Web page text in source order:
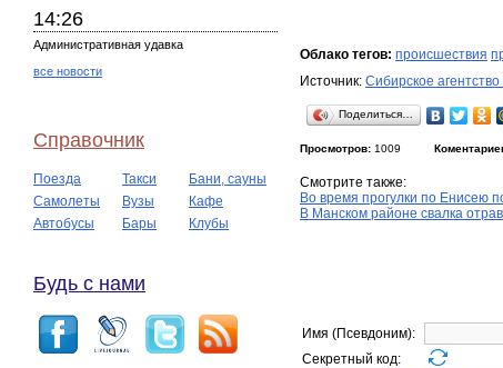
14:26
Административная удавка
все новости
Справочник
Поезда Такси
Бани, сауны
Самолеты
Вузы
Кафе
Автобусы
Бары Клубы
Будь с нами
Облако тегов: происшествия
Источник: Сибирское агентство
Поделиться…
Просмотров: 1009
Смотрите также:
Во время прогулки по Енисею
В Манском районе свалка
Имя (Псевдоним):
Секретный код: